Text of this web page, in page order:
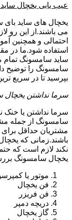
عیب یابی یخچال
یخچال های ساید بای
می باشند.از این رو
احتمالی و همچنین
استفاده شود.ما در
ساید سامسونگ تمام
سامسونگ را توضیح
بپرسید تا در سریع
سرما نداشتن یخچال
سرما نداشتن یا خنک
سامسونگ از جمله
مشتریان حداقل
نکند لازم است که
یخچال سامسونگ
موتور یا
فن یخچال
فن فریزر
دریچه دمپر
گاز یخچال